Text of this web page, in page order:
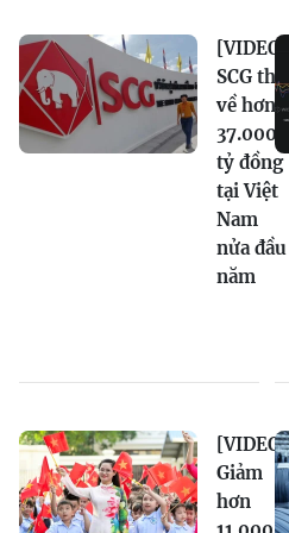
[VIDEO]
SCG thu
về hơn
37.000
tỷ đồng
tại Việt
Nam
nửa đầu
năm
[VIDEO]
Giảm
hơn